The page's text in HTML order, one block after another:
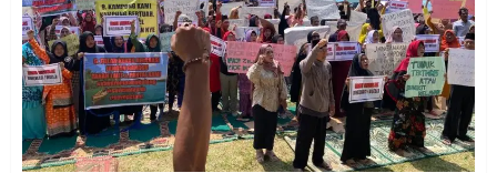
1
Warga Pulau Rempang Serukan
Dukungan untuk Walhi Riau
dan LBH Pekanbaru
AGUSTUS 9, 2026 0